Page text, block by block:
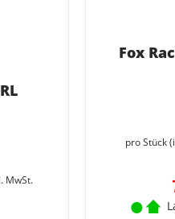
MwSt.
Fox
pro Stück